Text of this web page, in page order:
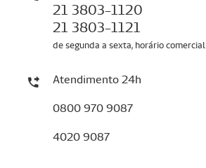
21 3803-1120
21 3803-1121
de segunda a sexta, horário comercial
Atendimento 24h
0800 970 9087
4020 9087